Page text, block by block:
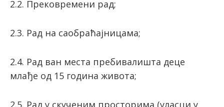
2.2. Прековремени рад;
2.3. Рад на саобраћајницама;
2.4. Рад ван места пребивалишта деце
млађе од 15 година живота;
2.5. Рад у скученим просторима (уласци у